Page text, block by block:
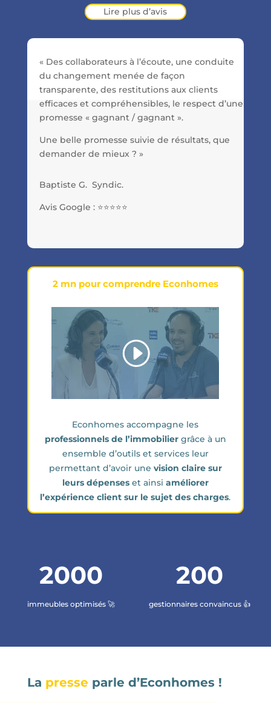
Lire plus d’avis
« Des collaborateurs à l’écoute, une conduite
du changement menée de façon
transparente, des restitutions aux clients
efficaces et compréhensibles, le respect d’une
promesse « gagnant / gagnant ».
Une belle promesse suivie de résultats, que
demander de mieux ? »
Baptiste G. Syndic.
Avis Google : ⭐⭐⭐⭐⭐
2 mn pour comprendre Econhomes
Econhomes accompagne les
professionnels de l’immobiliergrâce à un
ensemble d’outils et services leur
permettant d’avoir une vision claire sur
leurs dépenseset ainsi améliorer
l’expérience client sur le sujet des charges.
2000
immeubles optimisés 🚀
200
gestionnaires convaincus 👍
La presse parle d’Econhomes !